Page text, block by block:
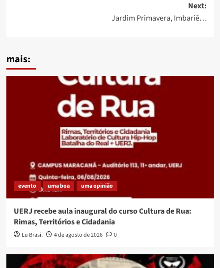
Next:
Jardim Primavera, Imbariê…
mais:
evento uma boa uma opinião
UERJ recebe aula inaugural do curso Cultura de Rua:
Rimas, Territórios e Cidadania
Lu Brasil 4 de agosto de 2026 0